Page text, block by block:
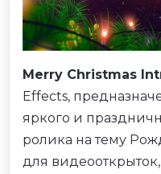
Merry Christmas
Effects,
яркого и
ролика на тему
для